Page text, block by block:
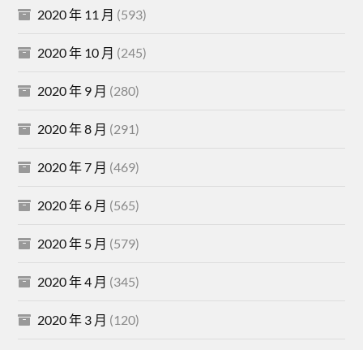
2020 年 11 月 (593)
2020 年 10 月 (245)
2020 年 9 月 (280)
2020 年 8 月 (291)
2020 年 7 月 (469)
2020 年 6 月 (565)
2020 年 5 月 (579)
2020 年 4 月 (345)
2020 年 3 月 (120)